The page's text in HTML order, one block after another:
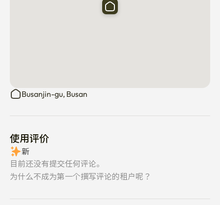
Busanjin-gu, Busan
使用评价
新
目前还没有提交任何评论。
为什么不成为第一个撰写评论的租户呢？